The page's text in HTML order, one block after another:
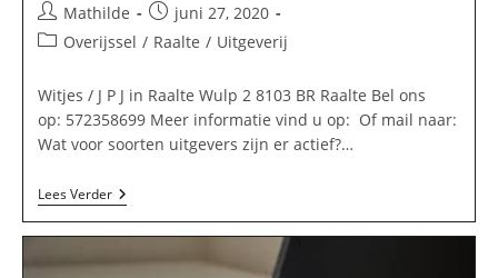
Bericht
auteur:
Mathilde
Bericht
gepubliceerd
juni 27, 2020
Berichtcategorie:
Overijssel / Raalte / Uitgeverij
Witjes / J P J in Raalte Wulp 2 8103 BR Raalte Bel ons
op: 572358699 Meer informatie vind u op: Of mail naar:
Wat voor soorten uitgevers zijn er actief?…
Lees VerderWitjes
/
J
J